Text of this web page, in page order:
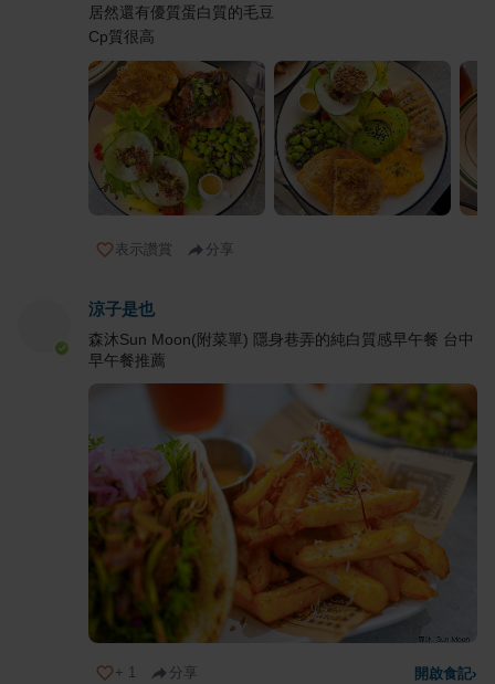
居然還有優質蛋白質的毛豆
Cp質很高
表示讚賞 分享
涼子是也
森沐Sun Moon(附菜單) 隱身巷弄的純白質感早午餐 台中
早午餐推薦
+ 1 分享 開啟食記›